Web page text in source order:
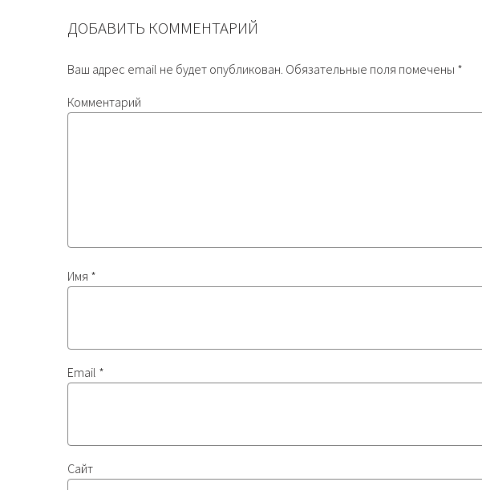
ДОБАВИТЬ КОММЕНТАРИЙ
Ваш адрес email не будет опубликован. Обязательные поля помечены *
Комментарий
Имя *
Email *
Сайт